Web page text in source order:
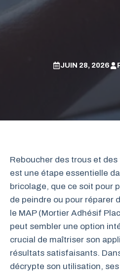
JUIN 28, 2026
Reboucher des trous et
est une étape essentielle
bricolage, que ce soit pour
de peindre ou pour réparer
le MAP (Mortier Adhésif
peut sembler une option
crucial de maîtriser son
résultats satisfaisants.
décrypte son utilisation,